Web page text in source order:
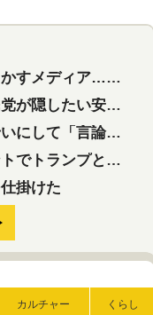
田芳生に発言自粛を要求
相と統一教会の深い関係
に利用する自民党応援団
同性婚や夫婦別姓を攻撃
掛けた
カルチャー くらし